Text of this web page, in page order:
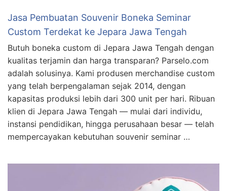
Jasa Pembuatan Souvenir Boneka Seminar
Custom Terdekat ke Jepara Jawa Tengah
Butuh boneka custom di Jepara Jawa Tengah dengan
kualitas terjamin dan harga transparan? Parselo.com
adalah solusinya. Kami produsen merchandise custom
yang telah berpengalaman sejak 2014, dengan
kapasitas produksi lebih dari 300 unit per hari. Ribuan
klien di Jepara Jawa Tengah — mulai dari individu,
instansi pendidikan, hingga perusahaan besar — telah
mempercayakan kebutuhan souvenir seminar …